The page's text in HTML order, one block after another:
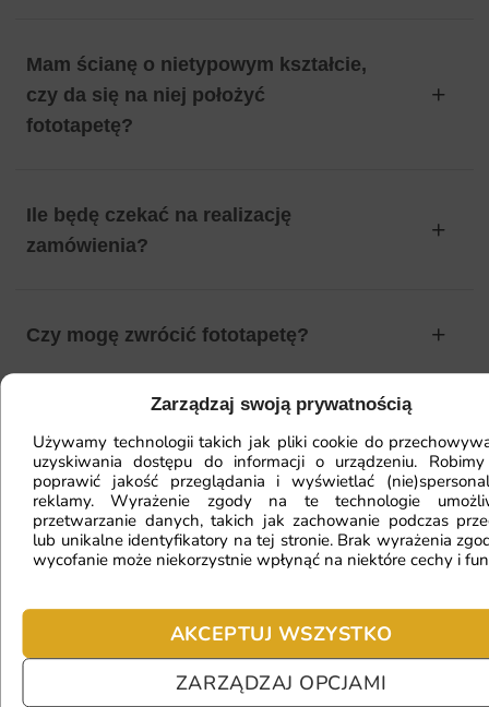
Zarządzaj swoją prywatnością
Używamy technologii takich jak pliki cookie do
uzyskiwania dostępu do informacji o urządzeniu.
poprawić jakość przeglądania i wyświetlać
reklamy. Wyrażenie zgody na te technologie
przetwarzanie danych, takich jak zachowanie podczas
lub unikalne identyfikatory na tej stronie. Brak wyrażenia
wycofanie może niekorzystnie wpłynąć na niektóre cechy i
AKCEPTUJ WSZYSTKO
ZARZĄDZAJ OPCJAMI
Mam ścianę o nietypowym kształcie,
czy da się na niej położyć
fototapetę?
Ile będę czekać na realizację
zamówienia?
Czy mogę zwrócić fototapetę?
przygotować ścianę?
Fototapeta ma inny kolor na telefonie
a inny na komputerze. Jak sprawdzić
kolor?
Jaki materiał wybrać?